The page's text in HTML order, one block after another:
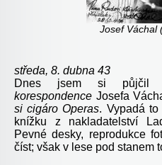
Josef Váchal
středa, 8. dubna 43
Dnes jsem si půjčil
korespondence Josefa
si cigáro Operas. Vypadá
knížku z nakladatelství
Pevné desky, reprodukce
číst; však v lese pod stanem